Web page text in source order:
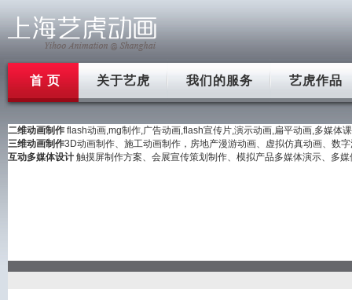
首 页 关于艺虎 我们的服务 艺虎作品
二维动画制作 flash动画,mg制作,广告动画,flash宣传片,演示动画,扁平动画,多媒体
三维动画制作3D动画制作、施工动画制作，房地产漫游动画、虚拟仿真动画、数
互动多媒体设计 触摸屏制作方案、会展宣传策划制作、模拟产品多媒体演示、多